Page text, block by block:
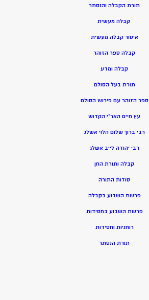
תורת הקבלה והנסתר
קבלה מעשית
איסור קבלה מעשית
קבלה ספר הזוהר
קבלה ומדע
תורת בעל הסולם
ספר הזוהר עם פירוש הסולם
עץ חיים האר”י הקדוש
רבי ברוך שלום הלוי אשלג
רבי יהודה לייב אשלג
קבלה ותורת החן
סודות התורה
פרשת השבוע בקבלה
פרשת השבוע בחסידות
רוחניות וחסידות
תורת הנסתר